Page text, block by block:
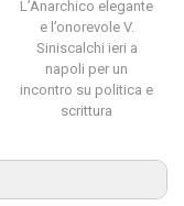
L’Anarchico elegante
e l’onorevole V.
Siniscalchi ieri a
napoli per un
incontro su politica e
scrittura